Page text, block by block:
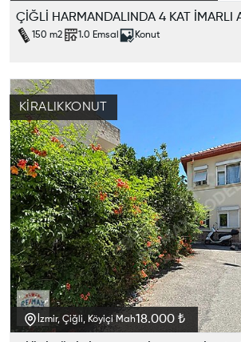
ÇİĞLİ HARMANDALINDA 4 KAT İMARLI
150 m2 1.0 Emsal Konut
İzmir, Çiğli, Köyiçi Mah18.000 ₺
KIRALIKKONUT